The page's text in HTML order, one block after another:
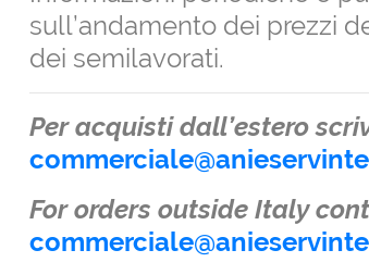
sull’andamento dei prezzi
dei semilavorati.
Per acquisti dall’estero
For orders outside Italy